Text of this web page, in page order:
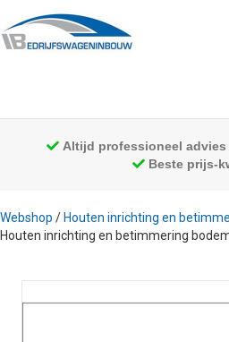
Altijd professioneel advies
Beste prijs-
Webshop / Houten inrichting en
Houten inrichting en betimmering